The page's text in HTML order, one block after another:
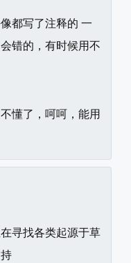
都写了注释的 一
错的，有时候用不
懂了，呵呵，能用
寻找各类起源于草